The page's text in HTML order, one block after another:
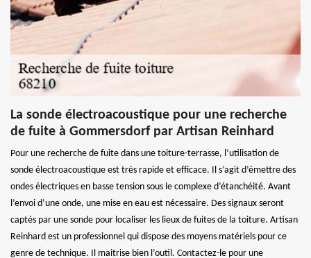
La sonde électroacoustique pour une recherche
de fuite à Gommersdorf par Artisan Reinhard
Pour une recherche de fuite dans une toiture-terrasse, l’utilisation de
sonde électroacoustique est très rapide et efficace. Il s’agit d’émettre des
ondes électriques en basse tension sous le complexe d’étanchéité. Avant
l’envoi d’une onde, une mise en eau est nécessaire. Des signaux seront
captés par une sonde pour localiser les lieux de fuites de la toiture. Artisan
Reinhard est un professionnel qui dispose des moyens matériels pour ce
genre de technique. Il maitrise bien l’outil. Contactez-le pour une